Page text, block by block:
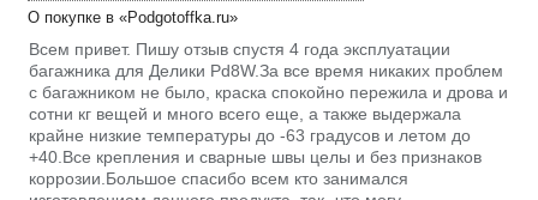
О покупке в «Podgotoffka.ru»
Всем привет. Пишу отзыв спустя 4 года эксплуатации
багажника для Делики Pd8W.За все время никаких проблем
с багажником не было, краска спокойно пережила и дрова и
сотни кг вещей и много всего еще, а также выдержала
крайне низкие температуры до -63 градусов и летом до
+40.Все крепления и сварные швы целы и без признаков
коррозии.Большое спасибо всем кто занимался